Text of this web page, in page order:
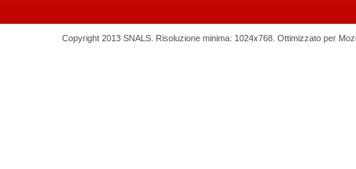
Copyright 2013 SNALS. Risoluzione minima: 1024x768. Ottimizzato per